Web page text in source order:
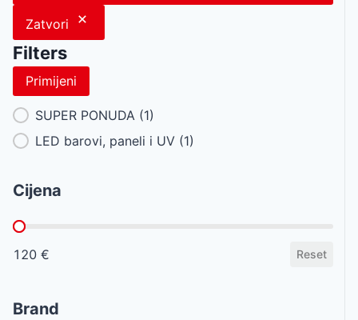
Zatvori
Filters
Primijeni
Category Facet
SUPER PONUDA (1)
LED barovi, paneli i UV (1)
Cijena
Cijena
120 € Reset
Brand